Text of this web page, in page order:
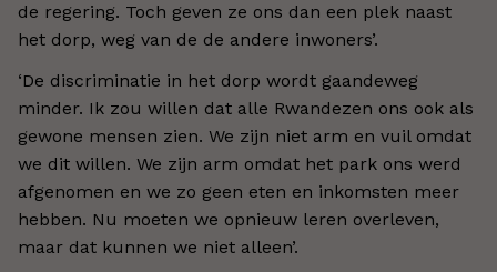
de regering. Toch geven ze ons dan een plek naast
het dorp, weg van de de andere inwoners’.
‘De discriminatie in het dorp wordt gaandeweg
minder. Ik zou willen dat alle Rwandezen ons ook als
gewone mensen zien. We zijn niet arm en vuil omdat
we dit willen. We zijn arm omdat het park ons werd
afgenomen en we zo geen eten en inkomsten meer
hebben. Nu moeten we opnieuw leren overleven,
maar dat kunnen we niet alleen’.